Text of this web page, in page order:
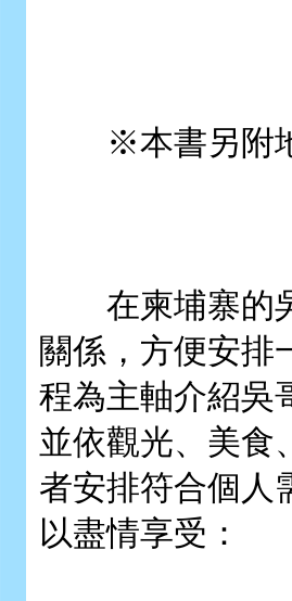
※本書另附
在柬埔寨的吳
關係，方便安排
程為主軸介紹吳
並依觀光、美食
者安排符合個人
以盡情享受：